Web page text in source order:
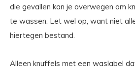
die gevallen kan je overwegen om
te wassen. Let wel op, want niet
hiertegen bestand.
Alleen knuffels met een waslabel